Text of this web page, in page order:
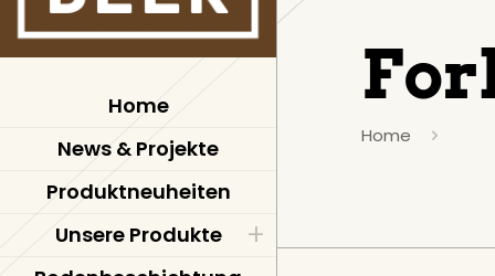
Home
News & Projekte
Produktneuheiten
Unsere Produkte
Home